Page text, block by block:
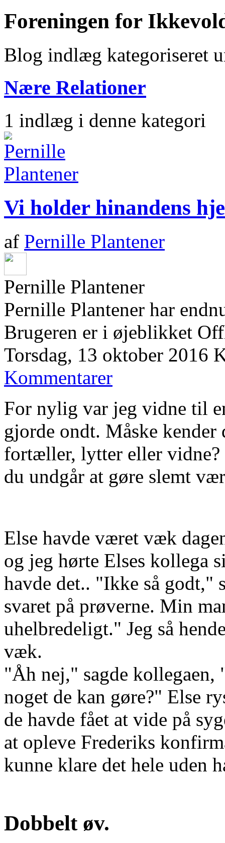
Foreningen for
Blog indlæg kategoriseret
Nære Relationer
1 indlæg i denne kategori
Vi holder hinandens
af Pernille Plantener
Pernille Plantener
Pernille Plantener har
Brugeren er i øjeblikket
Torsdag, 13 oktober 2016
Kommentarer
For nylig var jeg vidne til
gjorde ondt. Måske kender
fortæller, lytter eller
du undgår at gøre slemt
Else havde været væk
og jeg hørte Elses kollega
havde det.. "Ikke så godt,"
svaret på prøverne. Min
uhelbredeligt." Jeg så
væk.
"Åh nej," sagde kollegaen,
noget de kan gøre?" Else
de havde fået at vide på
at opleve Frederiks
kunne klare det hele uden
Dobbelt øv.